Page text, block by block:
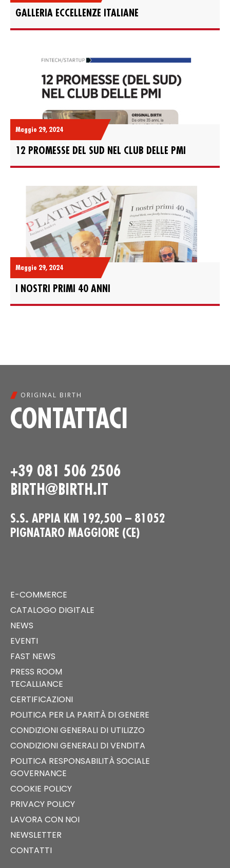
GALLERIA ECCELLENZE ITALIANE
Maggio 29, 2024
12 PROMESSE DEL SUD NEL CLUB DELLE PMI
Maggio 29, 2024
I NOSTRI PRIMI 40 ANNI
ORIGINAL BIRTH
CONTATTACI
+39 081 506 2506
BIRTH@BIRTH.IT
S.S. APPIA KM 192,500 – 81052
PIGNATARO MAGGIORE (CE)
E-COMMERCE
CATALOGO DIGITALE
NEWS
EVENTI
FAST NEWS
PRESS ROOM
TECALLIANCE
CERTIFICAZIONI
POLITICA PER LA PARITÀ DI GENERE
CONDIZIONI GENERALI DI UTILIZZO
CONDIZIONI GENERALI DI VENDITA
POLITICA RESPONSABILITÀ SOCIALE
GOVERNANCE
COOKIE POLICY
PRIVACY POLICY
LAVORA CON NOI
NEWSLETTER
CONTATTI